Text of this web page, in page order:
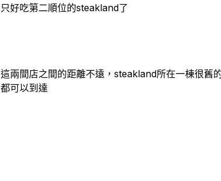
只好吃第二順位的steakland了
這兩間店之間的距離不遠，steakland所在一棟很舊
都可以到達